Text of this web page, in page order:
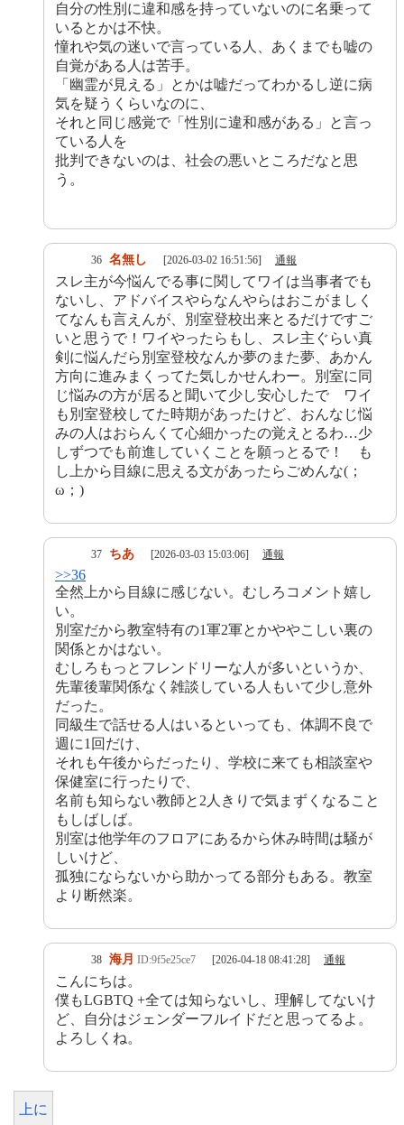
自分の性別に違和感を持っていないのに名乗って
いるとかは不快。
憧れや気の迷いで言っている人、あくまでも嘘の
自覚がある人は苦手。
「幽霊が見える」とかは嘘だってわかるし逆に病
気を疑うくらいなのに、
それと同じ感覚で「性別に違和感がある」と言っ
ている人を
批判できないのは、社会の悪いところだなと思
う。
36 名無し [2026-03-02 16:51:56] 通報
スレ主が今悩んでる事に関してワイは当事者でも
ないし、アドバイスやらなんやらはおこがましく
てなんも言えんが、別室登校出来とるだけですご
いと思うで！ワイやったらもし、スレ主ぐらい真
剣に悩んだら別室登校なんか夢のまた夢、あかん
方向に進みまくってた気しかせんわー。別室に同
じ悩みの方が居ると聞いて少し安心したで ワイ
も別室登校してた時期があったけど、おんなじ悩
みの人はおらんくて心細かったの覚えとるわ…少
しずつでも前進していくことを願っとるで！ も
し上から目線に思える文があったらごめんな(；
ω；)
37 ちあ [2026-03-03 15:03:06] 通報
>>36
全然上から目線に感じない。むしろコメント嬉し
い。
別室だから教室特有の1軍2軍とかややこしい裏の
関係とかはない。
むしろもっとフレンドリーな人が多いというか、
先輩後輩関係なく雑談している人もいて少し意外
だった。
同級生で話せる人はいるといっても、体調不良で
週に1回だけ、
それも午後からだったり、学校に来ても相談室や
保健室に行ったりで、
名前も知らない教師と2人きりで気まずくなること
もしばしば。
別室は他学年のフロアにあるから休み時間は騒が
しいけど、
孤独にならないから助かってる部分もある。教室
より断然楽。
38 海月 ID:9f5e25ce7 [2026-04-18 08:41:28] 通報
こんにちは。
僕もLGBTQ +全ては知らないし、理解してないけ
ど、自分はジェンダーフルイドだと思ってるよ。
よろしくね。
上に